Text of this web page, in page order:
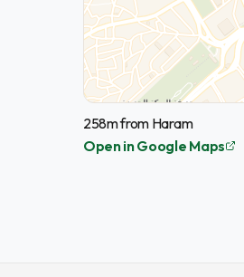
258m from Haram
Open in Google Maps